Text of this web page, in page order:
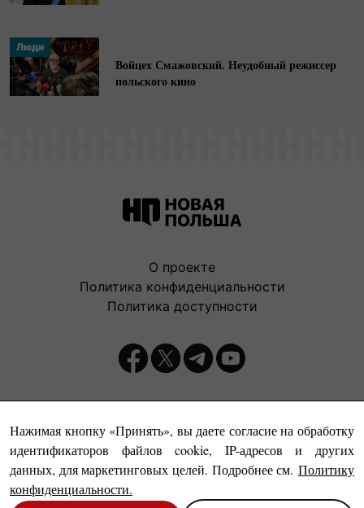
Люди
Войцех Смажовский. Неудобный режиссер
польского кино
Нажимая кнопку «Принять», вы даете согласие на обработку
идентификаторов файлов cookie, IP-адресов и других
данных, для маркетинговых целей. Подробнее см. Политику
конфиденциальности.
О проекте
Политика конфиденциальности
Политика доступности